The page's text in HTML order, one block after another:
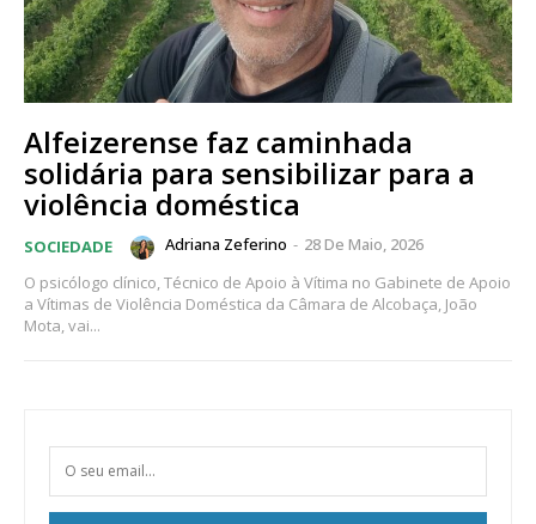
Alfeizerense faz caminhada
solidária para sensibilizar para a
violência doméstica
SOCIEDADE Adriana Zeferino - 28 De Maio, 2026
O psicólogo clínico, Técnico de Apoio à Vítima no Gabinete de Apoio
a Vítimas de Violência Doméstica da Câmara de Alcobaça, João
Mota, vai...